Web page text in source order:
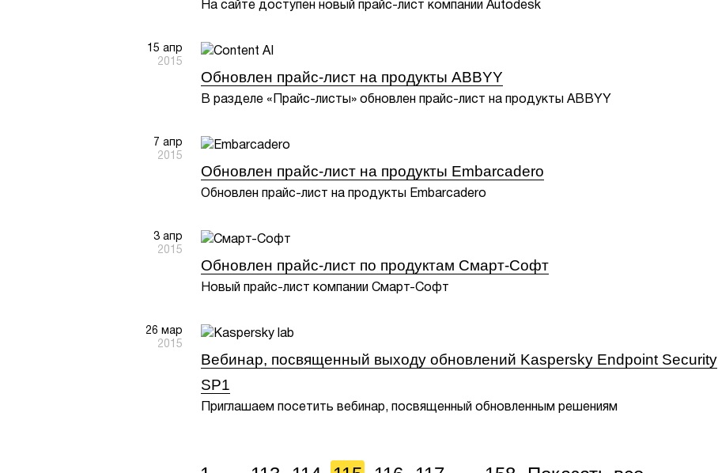
На сайте доступен новый прайс-лист компании Autodesk
15 апр
2015
Обновлен прайс-лист на продукты ABBYY
В разделе «Прайс-листы» обновлен прайс-лист на продукты ABBYY
7 апр
2015
Обновлен прайс-лист на продукты Embarcadero
Обновлен прайс-лист на продукты Embarcadero
3 апр
2015
Обновлен прайс-лист по продуктам Смарт-Софт
Новый прайс-лист компании Смарт-Софт
26 мар
2015
Вебинар, посвященный выходу обновлений Kaspersky Endpoint Security
SP1
Приглашаем посетить вебинар, посвященный обновленным решениям